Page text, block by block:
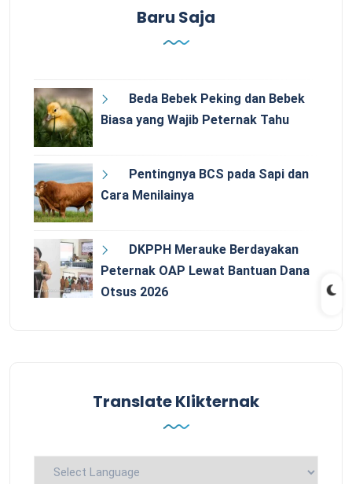
Baru Saja
Beda Bebek Peking dan Bebek
Biasa yang Wajib Peternak Tahu
Pentingnya BCS pada Sapi dan
Cara Menilainya
DKPPH Merauke Berdayakan
Peternak OAP Lewat Bantuan Dana
Otsus 2026
Translate Klikternak